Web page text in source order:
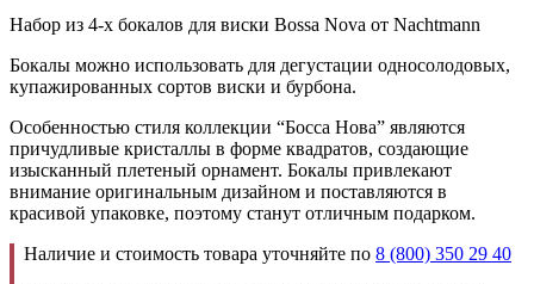
Набор из 4-х бокалов для виски Bossa Nova от Nachtmann
Бокалы можно использовать для дегустации односолодовых,
купажированных сортов виски и бурбона.
Особенностью стиля коллекции “Босса Нова” являются
причудливые кристаллы в форме квадратов, создающие
изысканный плетеный орнамент. Бокалы привлекают
внимание оригинальным дизайном и поставляются в
красивой упаковке, поэтому станут отличным подарком.
Наличие и стоимость товара уточняйте по 8 (800) 350 29 40